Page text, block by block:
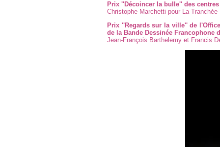
Prix ''Décoincer la bulle'' des
Christophe Marchetti pour La
Prix ''Regards sur la ville'' de
de la Bande Dessinée Francophone
Jean-François Barthelemy et Francis